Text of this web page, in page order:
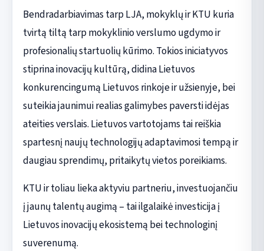
Bendradarbiavimas tarp LJA, mokyklų ir KTU kuria
tvirtą tiltą tarp mokyklinio verslumo ugdymo ir
profesionalių startuolių kūrimo. Tokios iniciatyvos
stiprina inovacijų kultūrą, didina Lietuvos
konkurencingumą Lietuvos rinkoje ir užsienyje, bei
suteikia jaunimui realias galimybes paversti idėjas
ateities verslais. Lietuvos vartotojams tai reiškia
spartesnį naujų technologijų adaptavimosi tempą ir
daugiau sprendimų, pritaikytų vietos poreikiams.
KTU ir toliau lieka aktyviu partneriu, investuojančiu
į jaunų talentų augimą – tai ilgalaikė investicija į
Lietuvos inovacijų ekosistemą bei technologinį
suverenumą.